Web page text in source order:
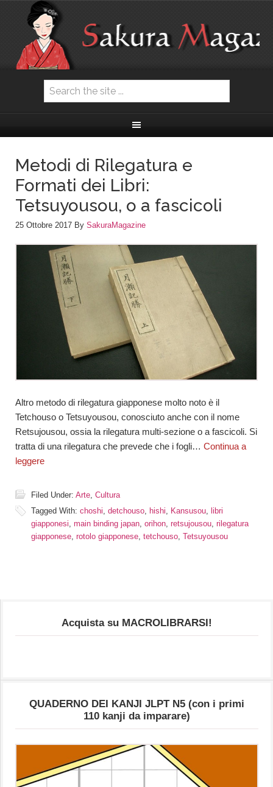
Metodi di Rilegatura e
Formati dei Libri:
Tetsuyousou, o a fascicoli
25 Ottobre 2017 By SakuraMagazine
Altro metodo di rilegatura giapponese molto noto è il
Tetchouso o Tetsuyousou, conosciuto anche con il nome
Retsujousou, ossia la rilegatura multi-sezione o a fascicoli. Si
tratta di una rilegatura che prevede che i fogli… Continua a
leggere
Filed Under: Arte Cultura
Tagged With: choshi detchouso hishi Kansusou libri
giapponesi main binding japan orihon retsujousou rilegatura
giapponese rotolo giapponese tetchouso Tetsuyousou
Acquista su MACROLIBRARSI!
QUADERNO DEI KANJI JLPT N5 (con i primi
110 kanji da imparare)